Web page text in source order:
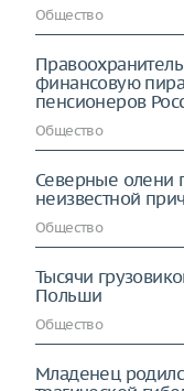
Общество
финансовую
пенсионеров
Общество
Северные олени
неизвестной
Общество
Тысячи
Польши
Общество
Младенец